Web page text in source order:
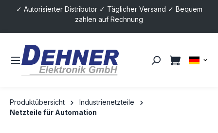
springen
✓ Autorisierter Distributor ✓ Täglicher Versand ✓ Bequem
zahlen auf Rechnung
Produktübersicht
Industrienetzteile
Netzteile für Automation